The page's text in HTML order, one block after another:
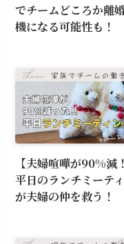
でチームどころか離
機になる可能性も！
【夫婦喧嘩が90%減
平日のランチミーテ
が夫婦の仲を救う！